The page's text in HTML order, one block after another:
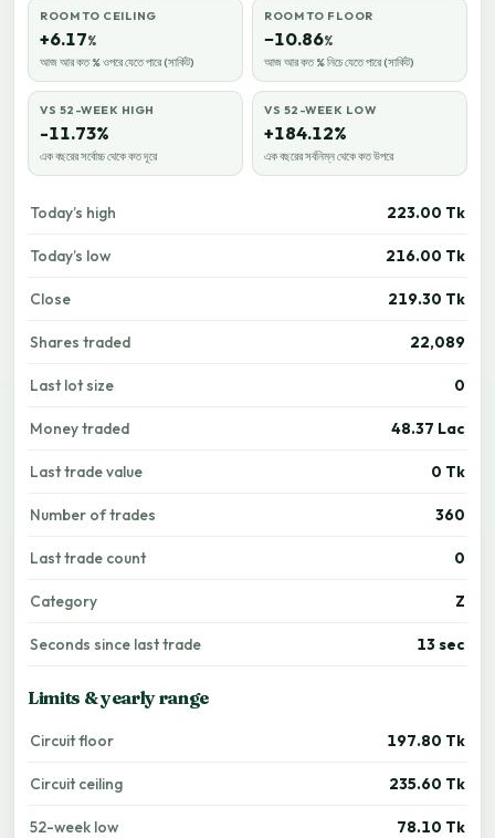
ROOM TO CEILING
+6.17%
আজ আর কত % ওপরে যেতে পারে (সার্কিট)
ROOM TO FLOOR
−10.86%
আজ আর কত % নিচে যেতে পারে (সার্কিট)
VS 52-WEEK HIGH
-11.73%
এক বছরের সর্বোচ্চ থেকে কত দূরে
VS 52-WEEK LOW
+184.12%
এক বছরের সর্বনিম্ন থেকে কত উপরে
Today’s high 223.00 Tk
Today’s low 216.00 Tk
Close 219.30 Tk
Shares traded 22,089
Last lot size 0
Money traded 48.37 Lac
Last trade value 0 Tk
Number of trades 360
Last trade count 0
Category Z
Seconds since last trade 13 sec
Limits & yearly range
Circuit floor 197.80 Tk
Circuit ceiling 235.60 Tk
52-week low 78.10 Tk